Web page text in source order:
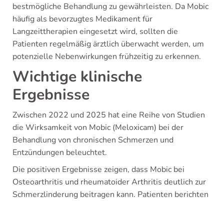
bestmögliche Behandlung zu gewährleisten. Da Mobic
häufig als bevorzugtes Medikament für
Langzeittherapien eingesetzt wird, sollten die
Patienten regelmäßig ärztlich überwacht werden, um
potenzielle Nebenwirkungen frühzeitig zu erkennen.
Wichtige klinische
Ergebnisse
Zwischen 2022 und 2025 hat eine Reihe von Studien
die Wirksamkeit von Mobic (Meloxicam) bei der
Behandlung von chronischen Schmerzen und
Entzündungen beleuchtet.
Die positiven Ergebnisse zeigen, dass Mobic bei
Osteoarthritis und rheumatoider Arthritis deutlich zur
Schmerzlinderung beitragen kann. Patienten berichten